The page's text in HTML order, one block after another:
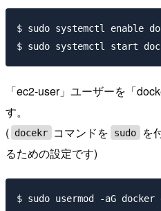
$ sudo systemctl enable
「ec2-user」ユーザーを「
す。
( docekr コマンドを sudo
を
るための設定です)